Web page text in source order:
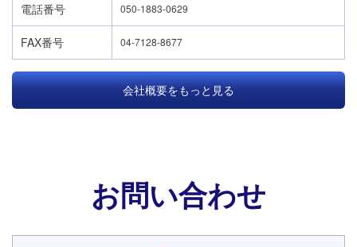
電話番号 050-1883-0629
FAX番号 04-7128-8677
会社概要をもっと見る
お問い合わせ